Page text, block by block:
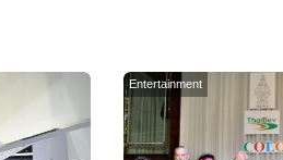
Entertainment